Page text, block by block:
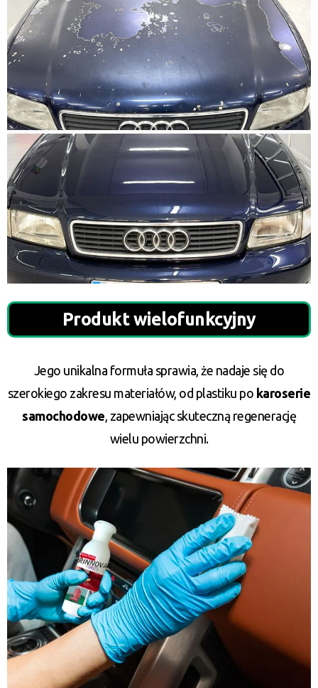
Produkt wielofunkcyjny
Jego unikalna formuła sprawia, że nadaje się do
szerokiego zakresu materiałów, od plastiku po karoserie
samochodowe, zapewniając skuteczną regenerację
wielu powierzchni.